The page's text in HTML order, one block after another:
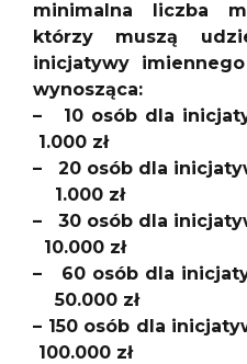
minimalna liczba
którzy muszą
inicjatywy
wynosząca:
– 10 osób dla
1.000 zł
– 20 osób dla
1.000 zł
– 30 osób dla
10.000 zł
– 60 osób dla
50.000 zł
– 150 osób dla
100.000 zł